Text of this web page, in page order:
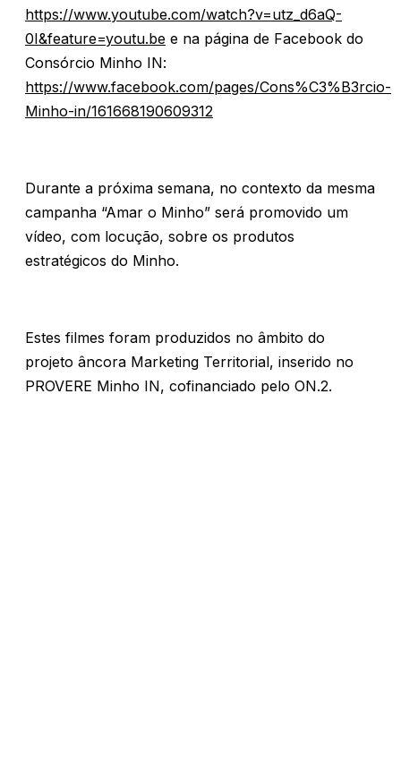
https://www.youtube.com/watch?v=utz_d6aQ-
0I&feature=youtu.be e na página de Facebook do
Consórcio Minho IN:
https://www.facebook.com/pages/Cons%C3%B3rcio-
Minho-in/161668190609312
Durante a próxima semana, no contexto da mesma
campanha “Amar o Minho” será promovido um
vídeo, com locução, sobre os produtos
estratégicos do Minho.
Estes filmes foram produzidos no âmbito do
projeto âncora Marketing Territorial, inserido no
PROVERE Minho IN, cofinanciado pelo ON.2.